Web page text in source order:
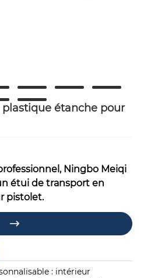
étanche pour
Ningbo Meiqi
étui de transport en
pistolet.

: intérieur